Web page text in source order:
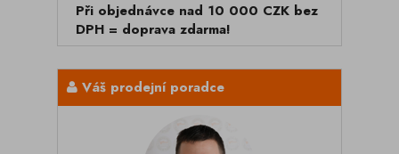
Při objednávce nad 10 000 CZK bez
DPH = doprava zdarma!
Váš prodejní poradce